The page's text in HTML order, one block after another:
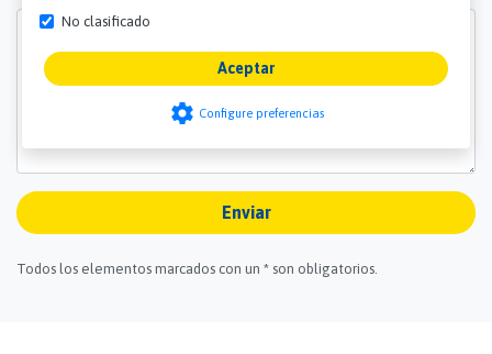
Enviar
Todos los elementos marcados con un * son obligatorios.
No clasificado
Aceptar
settings Configure preferencias